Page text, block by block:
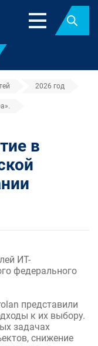
Найти
2026 год
в
ИТ-
федерального
представили
к их выбору.
задачах
снижение